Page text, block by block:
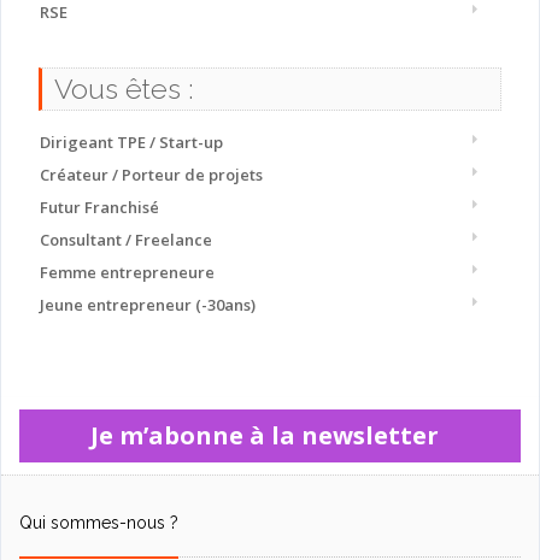
RSE
Vous êtes :
Dirigeant TPE / Start-up
Créateur / Porteur de projets
Futur Franchisé
Consultant / Freelance
Femme entrepreneure
Jeune entrepreneur (-30ans)
Je m’abonne à la newsletter
Qui sommes-nous ?